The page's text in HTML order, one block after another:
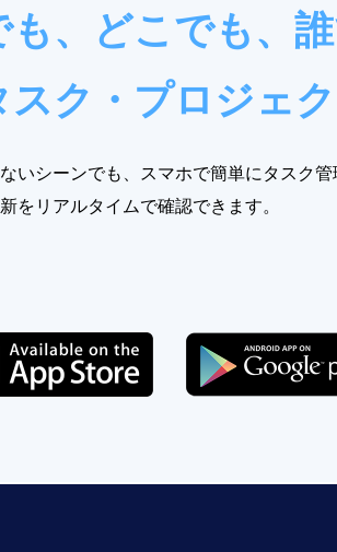
も、どこでも、誰
ク・プロジェ
いシーンでも、スマホで簡単にタスク
をリアルタイムで確認できます。